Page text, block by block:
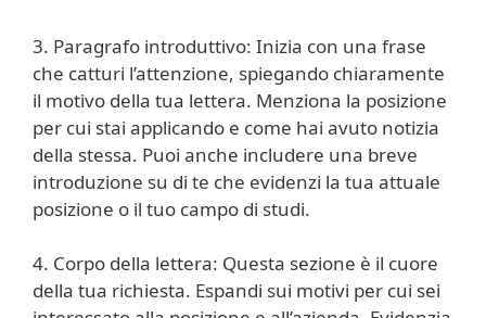
3. Paragrafo introduttivo: Inizia con una frase
che catturi l’attenzione, spiegando chiaramente
il motivo della tua lettera. Menziona la posizione
per cui stai applicando e come hai avuto notizia
della stessa. Puoi anche includere una breve
introduzione su di te che evidenzi la tua attuale
posizione o il tuo campo di studi.
4. Corpo della lettera: Questa sezione è il cuore
della tua richiesta. Espandi sui motivi per cui sei